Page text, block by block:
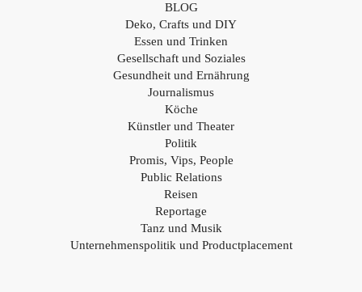
BLOG
Deko, Crafts und DIY
Essen und Trinken
Gesellschaft und Soziales
Gesundheit und Ernährung
Journalismus
Köche
Künstler und Theater
Politik
Promis, Vips, People
Public Relations
Reisen
Reportage
Tanz und Musik
Unternehmenspolitik und Productplacement